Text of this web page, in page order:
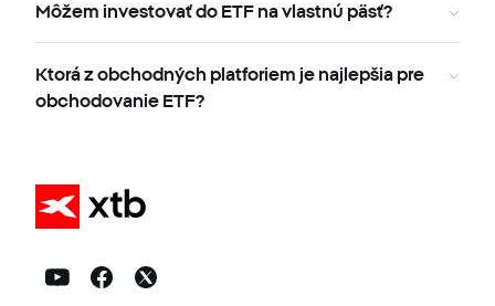
Môžem investovať do ETF na vlastnú päsť?
Ktorá z obchodných platforiem je najlepšia pre
obchodovanie ETF?